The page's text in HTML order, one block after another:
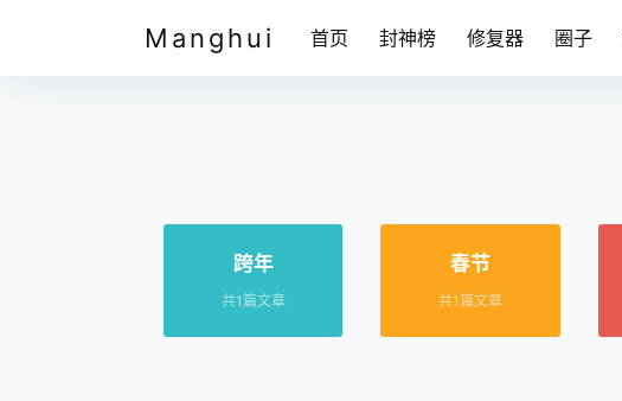
Manghui 首页 封神榜 修复器 圈子
跨年
共1篇文章
春节
共1篇文章